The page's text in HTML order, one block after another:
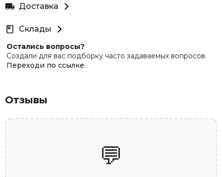
Доставка
Склады
Остались вопросы?
Создали для вас подборку часто задаваемых вопросов.
Переходи по ссылке.
Отзывы
💬